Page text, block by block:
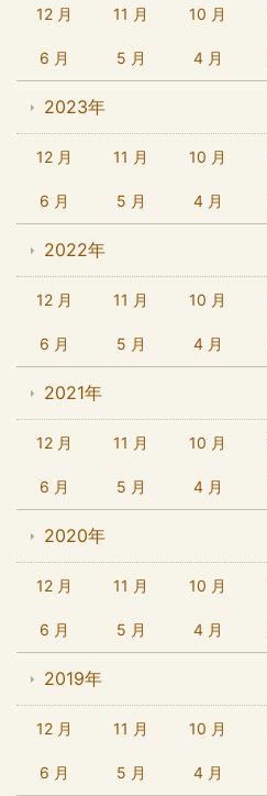
12 月 11 月 10 月
6 月 5 月 4 月
2023年
12 月 11 月 10 月
6 月 5 月 4 月
2022年
12 月 11 月 10 月
6 月 5 月 4 月
2021年
12 月 11 月 10 月
6 月 5 月 4 月
2020年
12 月 11 月 10 月
6 月 5 月 4 月
2019年
12 月 11 月 10 月
6 月 5 月 4 月